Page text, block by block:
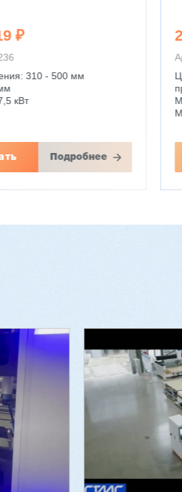
₽
310 - 500 мм
кВт
Подробнее
станок
PRIME BX-17G
₽
до 1700 мм
500 мм
0,5-3,0 мм
кВт